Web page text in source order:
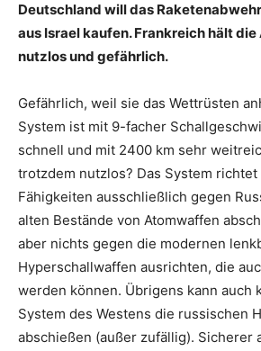
Deutschland will das
aus Israel kaufen. Frankreich hält
nutzlos und gefährlich.
Gefährlich, weil sie das Wettrüsten
System ist mit 9-facher
schnell und mit 2400 km sehr
trotzdem nutzlos? Das System
Fähigkeiten ausschließlich gegen
alten Bestände von Atomwaffen
aber nichts gegen die modernen
Hyperschallwaffen ausrichten, die
werden können. Übrigens kann auch
System des Westens die russischen
abschießen (außer zufällig). Sicherer